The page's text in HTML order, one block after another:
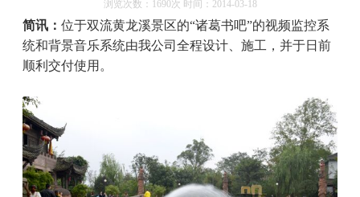
浏览次数：1690次 时间：2014-03-18
简讯： 位于双流黄龙溪景区的“诸葛书吧”的视频监控系
统和背景音乐系统由我公司全程设计、施工，并于日前
顺利交付使用。